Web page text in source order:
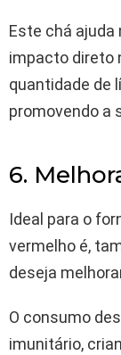
Este chá
impacto direto
quantidade de
promovendo a
6.
Ideal para o
vermelho é,
deseja
O consumo
imunitário,